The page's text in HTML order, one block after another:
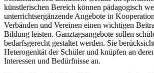
künstlerischen Bereich können pädagogisch
unterrichtsergänzende Angebote in
Verbänden und Vereinen einen wichtigen
Bildung leisten. Ganztagsangebote sollen
bedarfsgerecht gestaltet werden. Sie
Heterogenität der Schüler und knüpfen an
Interessen und Bedürfnisse an.